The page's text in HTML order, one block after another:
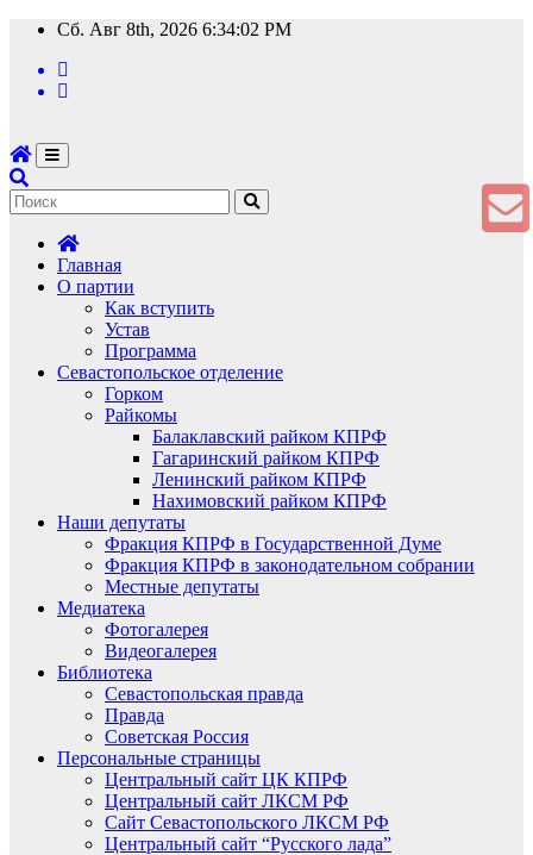
Перейти
содержимому
Сб. Авг 8th, 2026 6:34:03 PM
Главная
О партии
Как вступить
Устав
Программа
Севастопольское отделение
Горком
Райкомы
Балаклавский райком КПРФ
Гагаринский райком КПРФ
Ленинский райком КПРФ
Нахимовский райком КПРФ
Наши депутаты
Фракция КПРФ в Государственной Думе
Фракция КПРФ в законодательном собрании
Местные депутаты
Медиатека
Фотогалерея
Видеогалерея
Библиотека
Севастопольская правда
Правда
Советская Россия
Персональные страницы
Центральный сайт ЦК КПРФ
Центральный сайт ЛКСМ РФ
Сайт Севастопольского ЛКСМ РФ
Центральный сайт “Русского лада”